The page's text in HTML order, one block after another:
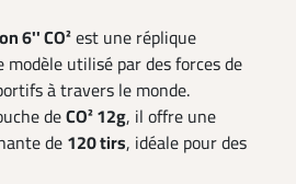
6'' CO²est une réplique
utilisé par des forces de
à travers le monde.
deCO² 12g, il offre une
de 120 tirs, idéale pour des